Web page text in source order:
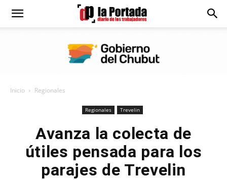
Diario
Inicio Regionales
Regionales Trevelin
Avanza la colecta de
útiles pensada para los
parajes de Trevelin